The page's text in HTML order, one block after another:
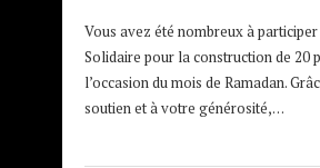
Vous avez été nombreux à
Solidaire pour la construction de 20
l’occasion du mois de Ramadan.
soutien et à votre générosité,…